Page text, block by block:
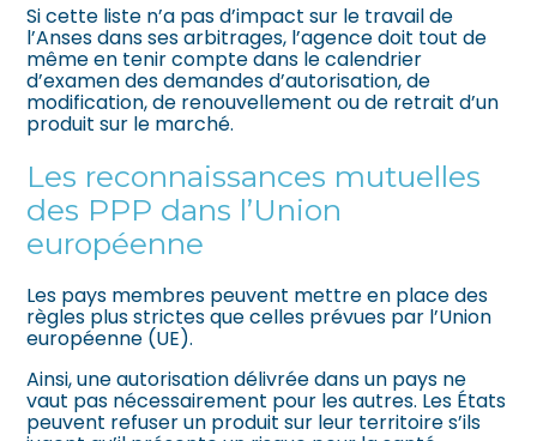
Si cette liste n’a pas d’impact sur le travail de
l’Anses dans ses arbitrages, l’agence doit tout de
même en tenir compte dans le calendrier
d’examen des demandes d’autorisation, de
modification, de renouvellement ou de retrait d’un
produit sur le marché.
Les reconnaissances mutuelles
des PPP dans l’Union
européenne
Les pays membres peuvent mettre en place des
règles plus strictes que celles prévues par l’Union
européenne (UE).
Ainsi, une autorisation délivrée dans un pays ne
vaut pas nécessairement pour les autres. Les États
peuvent refuser un produit sur leur territoire s’ils